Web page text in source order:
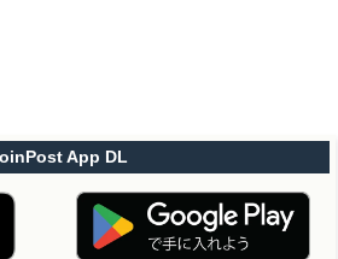
App DL